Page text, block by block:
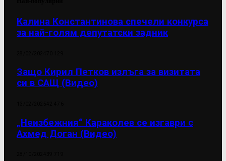
Калина Константинова спечели конкурса
за най-голям депутатски задник
Защо Кирил Петков излъга за визитата
си в САЩ (Видео)
„Неизбежния“ Караколев се изгаври с
Ахмед Доган (Видео)